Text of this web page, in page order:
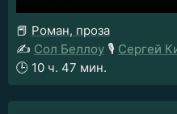
📕 Роман, проза
✍️ Сол Беллоу 🎙️ Сергей
🕒 10 ч. 47 мин.